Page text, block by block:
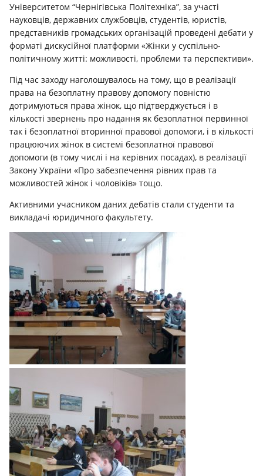
Університетом “Чернігівська Політехніка”, за участі
науковців, державних службовців, студентів, юристів,
представників громадських організацій проведені дебати у
форматі дискусійної платформи «Жiнки у суспiльно-
полiтичному життi: можливостi, проблеми та перспективи».
Під час заходу наголошувалось на тому, що в реалізації
права на безоплатну правову допомогу повністю
дотримуються права жінок, що підтверджується і в
кількості звернень про надання як безоплатної первинної
так і безоплатної вторинної правової допомоги, і в кількості
працюючих жінок в системі безоплатної правової
допомоги (в тому числі і на керівних посадах), в реалізації
Закону України «Про забезпечення рівних прав та
можливостей жінок і чоловіків» тощо.
Активними учасником даних дебатів стали студенти та
викладачі юридичного факультету.